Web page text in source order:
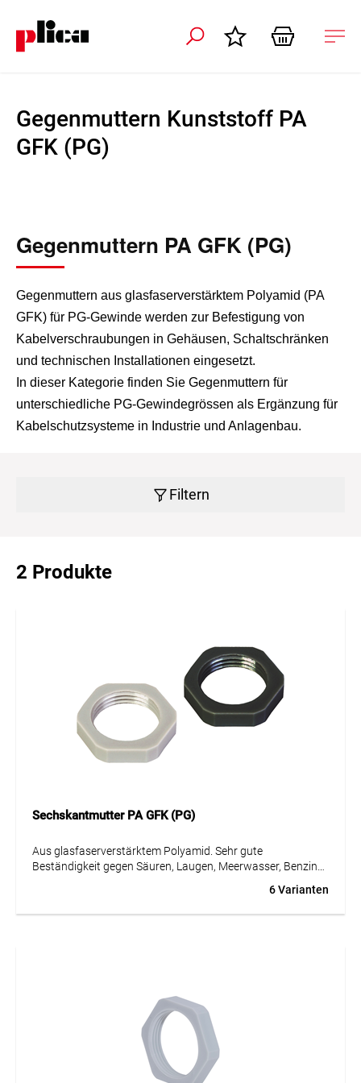
Gegenmuttern Kunststoff PA
GFK (PG)
Gegenmuttern PA GFK (PG)
Gegenmuttern aus glasfaserverstärktem Polyamid (PA
GFK) für PG-Gewinde werden zur Befestigung von
Kabelverschraubungen in Gehäusen, Schaltschränken
und technischen Installationen eingesetzt.
In dieser Kategorie finden Sie Gegenmuttern für
unterschiedliche PG-Gewindegrössen als Ergänzung für
Kabelschutzsysteme in Industrie und Anlagenbau.
Filtern
2 Produkte
Sechskantmutter PA GFK (PG)
Aus glasfaserverstärktem Polyamid. Sehr gute
Beständigkeit gegen Säuren, Laugen, Meerwasser, Benzin
6 Varianten